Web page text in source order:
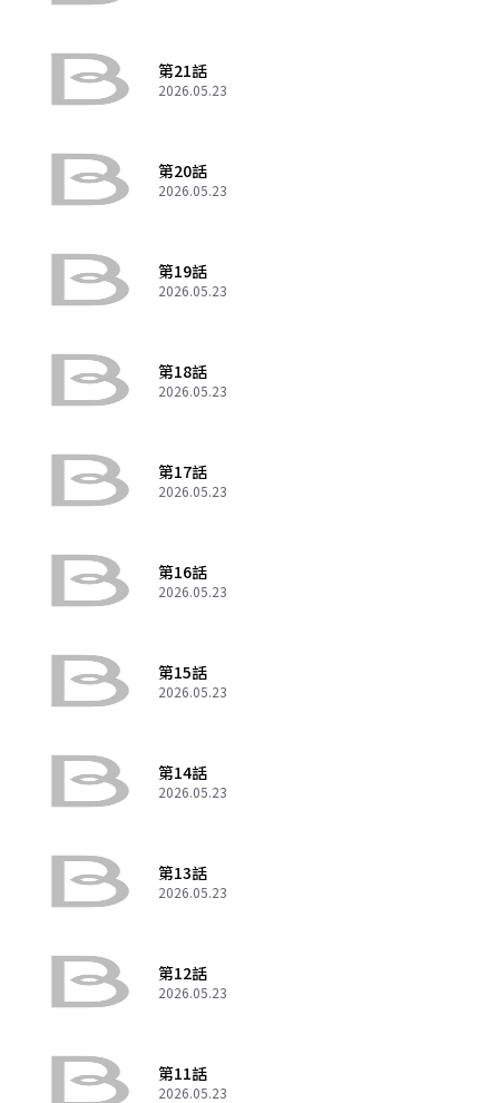
第21話
2026.05.23
第20話
2026.05.23
第19話
2026.05.23
第18話
2026.05.23
第17話
2026.05.23
第16話
2026.05.23
第15話
2026.05.23
第14話
2026.05.23
第13話
2026.05.23
第12話
2026.05.23
第11話
2026.05.23